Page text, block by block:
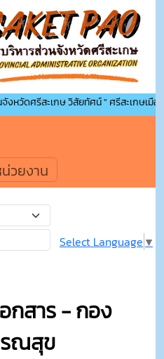
หวัดศรีสะเกษ วิสัยทัศน์ " ศรีสะเกษเมื
วยงาน
Select Language ▼
กสาร - กอง
รณสุข